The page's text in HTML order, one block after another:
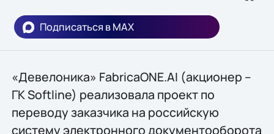
Подписаться в MAX
«Девелоника» FabricaONE.AI (акционер –
ГК Softline) реализовала проект по
переводу заказчика на российскую
систему электронного документооборота